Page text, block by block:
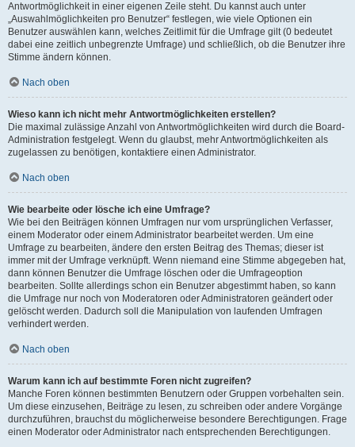
Antwortmöglichkeit in einer eigenen Zeile steht. Du kannst auch unter
„Auswahlmöglichkeiten pro Benutzer“ festlegen, wie viele Optionen ein
Benutzer auswählen kann, welches Zeitlimit für die Umfrage gilt (0 bedeutet
dabei eine zeitlich unbegrenzte Umfrage) und schließlich, ob die Benutzer ihre
Stimme ändern können.
Nach oben
Wieso kann ich nicht mehr Antwortmöglichkeiten erstellen?
Die maximal zulässige Anzahl von Antwortmöglichkeiten wird durch die Board-
Administration festgelegt. Wenn du glaubst, mehr Antwortmöglichkeiten als
zugelassen zu benötigen, kontaktiere einen Administrator.
Nach oben
Wie bearbeite oder lösche ich eine Umfrage?
Wie bei den Beiträgen können Umfragen nur vom ursprünglichen Verfasser,
einem Moderator oder einem Administrator bearbeitet werden. Um eine
Umfrage zu bearbeiten, ändere den ersten Beitrag des Themas; dieser ist
immer mit der Umfrage verknüpft. Wenn niemand eine Stimme abgegeben hat,
dann können Benutzer die Umfrage löschen oder die Umfrageoption
bearbeiten. Sollte allerdings schon ein Benutzer abgestimmt haben, so kann
die Umfrage nur noch von Moderatoren oder Administratoren geändert oder
gelöscht werden. Dadurch soll die Manipulation von laufenden Umfragen
verhindert werden.
Nach oben
Warum kann ich auf bestimmte Foren nicht zugreifen?
Manche Foren können bestimmten Benutzern oder Gruppen vorbehalten sein.
Um diese einzusehen, Beiträge zu lesen, zu schreiben oder andere Vorgänge
durchzuführen, brauchst du möglicherweise besondere Berechtigungen. Frage
einen Moderator oder Administrator nach entsprechenden Berechtigungen.